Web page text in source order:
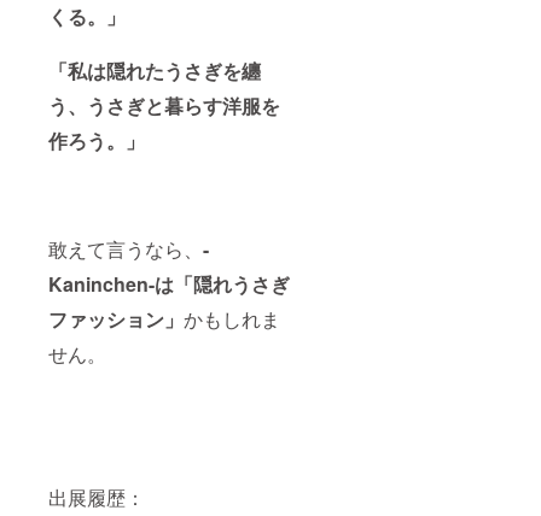
くる。」
「私は隠れたうさぎを纏
う、うさぎと暮らす洋服を
作ろう。」
敢えて言うなら、 -
Kaninchen-は「隠れうさぎ
ファッション」 かもしれま
せん。
出展履歴：